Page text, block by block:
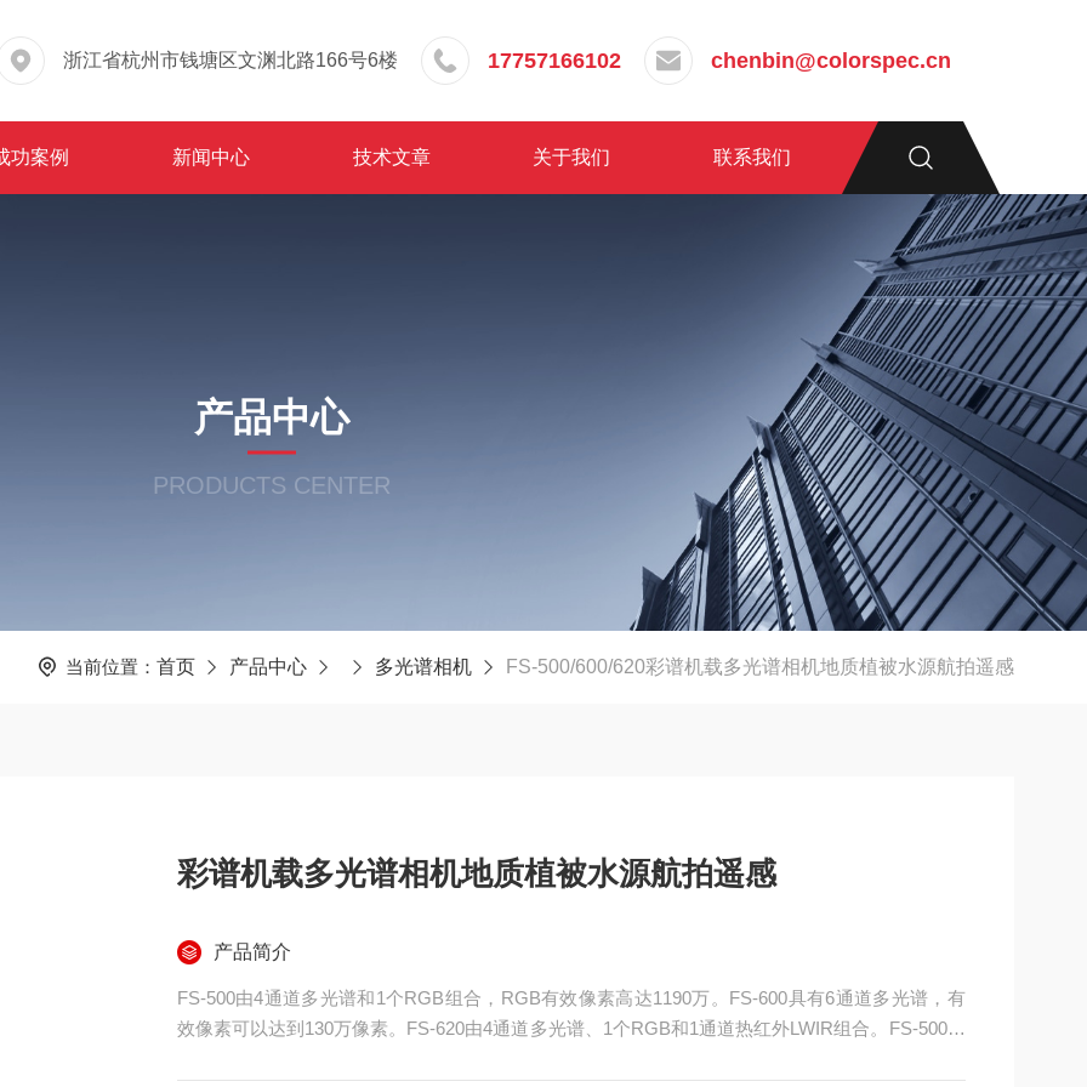
浙江省杭州市钱塘区文渊北路166号6楼 17757166102 chenbin@colorspec.cn
功案例 新闻中心 技术文章 关于我们 联系我们
产品中心
PRODUCTS CENTER
当前位置： 首页 产品中心 多光谱相机 FS-500/600/620彩谱机载多光谱相机地质植被水源航拍遥感
彩谱机载多光谱相机地质植被水源航拍遥感
产品简介
FS-500由4通道多光谱和1个RGB组合，RGB有效像素高达1190万。FS-600具有6通道多光谱，有
效像素可以达到130万像素。FS-620由4通道多光谱、1个RGB和1通道热红外LWIR组合。FS-500由